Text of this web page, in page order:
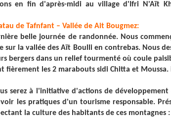
en fin d'après-midi au village d'Ifri N'Aït
de Tafnfant – Vallée de Ait Bougmez:
belle journée de randonnée. Nous
sur la vallée des Aït Boulli en contrebas. Nous
bergers dans un relief tourmenté où coule
fièrement les 2 marabouts sidi Chitta et
serez à l'initiative d'actions de
les pratiques d'un tourisme responsable.
la culture des habitants de ces montagnes